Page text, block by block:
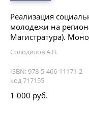
Реализация
молодежи на
Магистратура).
Солодилов А.В.
ISBN: 978-5-466-11171-2
код 717155
1 000 руб.